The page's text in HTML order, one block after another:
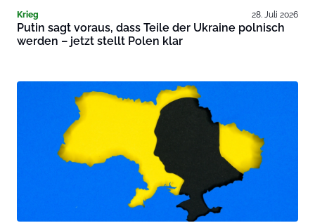
Krieg 28. Juli 2026
Putin sagt voraus, dass Teile der Ukraine polnisch
werden – jetzt stellt Polen klar